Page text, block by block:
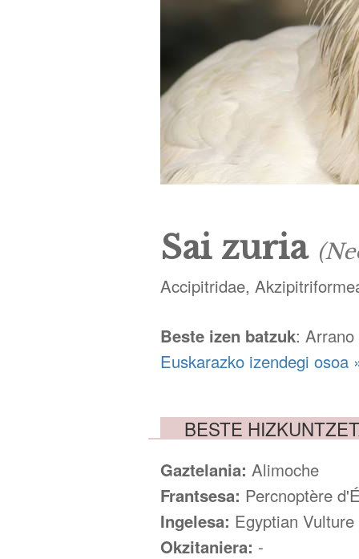
Sai zuria
Accipitridae,
Beste izen batzuk:
Euskarazko izendegi osoa
BESTE
Gaztelania: Alimoche
Frantsesa: Percnoptère
Ingelesa: Egyptian Vulture
Okzitaniera: -